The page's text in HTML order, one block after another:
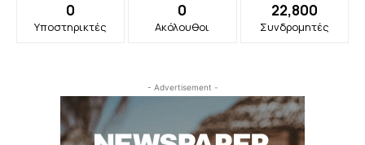
0
Υποστηρικτές
0
Ακόλουθοι
22,800
Συνδρομητές
- Advertisement -